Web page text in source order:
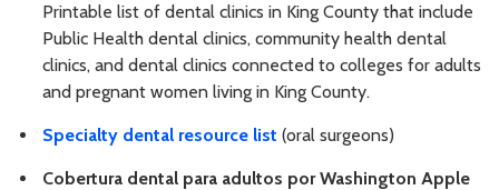
Printable list of dental clinics in King County that include
Public Health dental clinics, community health dental
clinics, and dental clinics connected to colleges for adults
and pregnant women living in King County.
Specialty dental resource list (oral surgeons)
Cobertura dental para adultos por Washington Apple